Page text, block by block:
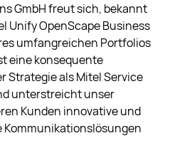
GmbH freut sich, bekannt
Unify OpenScape Business
umfangreichen Portfolios
eine konsequente
Strategie als Mitel Service
unterstreicht unser
Kunden innovative und